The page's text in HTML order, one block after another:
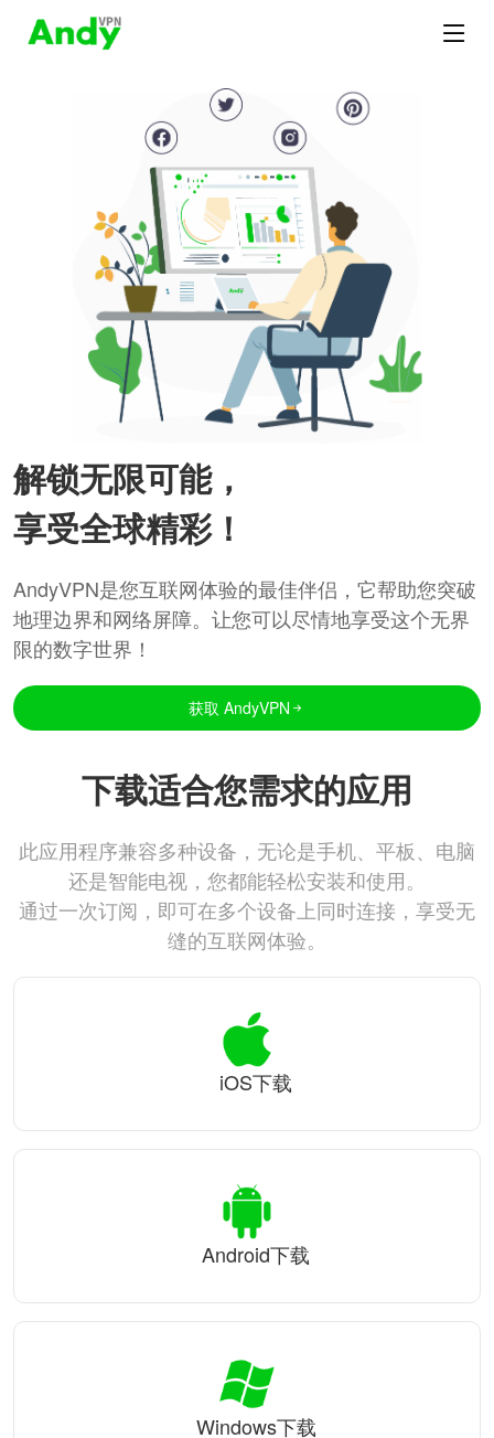
解锁无限可能，
享受全球精彩！
AndyVPN是您互联网体验的最佳伴侣，它帮助您突破
地理边界和网络屏障。让您可以尽情地享受这个无界
限的数字世界！
获取 AndyVPN
下载适合您需求的应用
此应用程序兼容多种设备，无论是手机、平板、电脑
还是智能电视，您都能轻松安装和使用。
通过一次订阅，即可在多个设备上同时连接，享受无
缝的互联网体验。
iOS下载
Android下载
Windows下载